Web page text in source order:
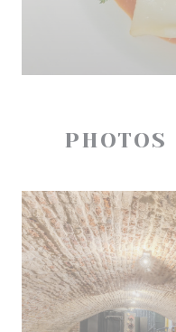
PHOTOS